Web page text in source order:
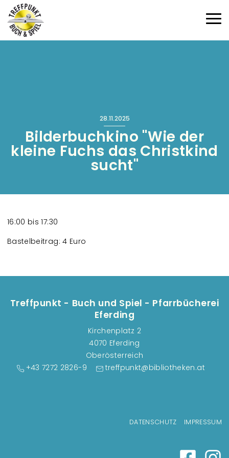
28.11.2025
Bilderbuchkino "Wie der
kleine Fuchs das Christkind
sucht"
16:00 bis 17:30
Bastelbeitrag: 4 Euro
Treffpunkt - Buch und Spiel - Pfarrbücherei
Eferding
Kirchenplatz 2
4070 Eferding
Oberösterreich
+43 7272 2826-9
treffpunkt@bibliotheken.at
DATENSCHUTZ IMPRESSUM